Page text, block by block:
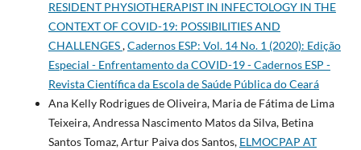
RESIDENT PHYSIOTHERAPIST IN INFECTOLOGY IN THE
CONTEXT OF COVID-19: POSSIBILITIES AND
CHALLENGES,Cadernos ESP: Vol. 14 No. 1 (2020): Edição
Especial - Enfrentamento da COVID-19 - Cadernos ESP -
Revista Cientí­fica da Escola de Saúde Pública do Ceará
Ana Kelly Rodrigues de Oliveira, Maria de Fátima de Lima
Teixeira, Andressa Nascimento Matos da Silva, Betina
Santos Tomaz, Artur Paiva dos Santos, ELMOCPAP AT